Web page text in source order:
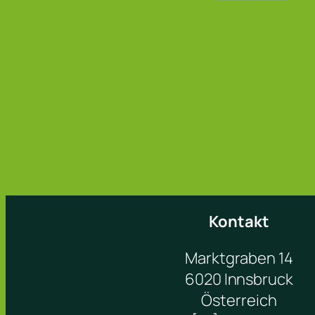
Kontakt
Marktgraben 14
6020 Innsbruck
Österreich